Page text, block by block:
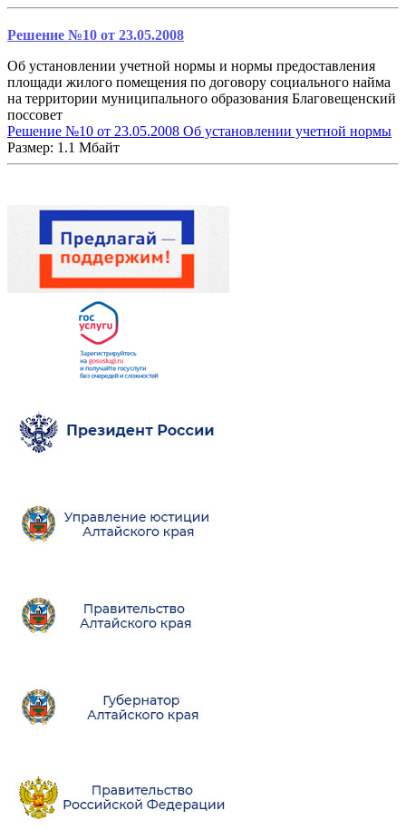
Решение №10 от 23.05.2008
Об установлении учетной нормы и нормы предоставления
площади жилого помещения по договору социального найма
на территории муниципального образования Благовещенский
поссовет
Решение №10 от 23.05.2008 Об установлении учетной нормы
Размер: 1.1 Мбайт